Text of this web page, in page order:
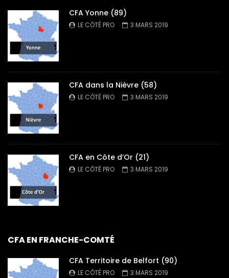
CFA Yonne (89)
LE CÔTÉ PRO 3 MARS 2019
CFA dans la Nièvre (58)
LE CÔTÉ PRO 3 MARS 2019
CFA en Côte d’Or (21)
LE CÔTÉ PRO 3 MARS 2019
CFA EN FRANCHE-COMTÉ
CFA Territoire de Belfort (90)
LE CÔTÉ PRO 3 MARS 2019